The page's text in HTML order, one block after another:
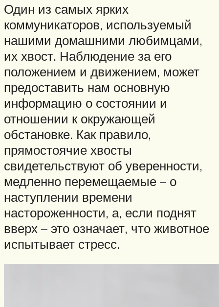
Один из самых ярких
коммуникаторов, используемый
нашими домашними любимцами,
их хвост. Наблюдение за его
положением и движением, может
предоставить нам основную
информацию о состоянии и
отношении к окружающей
обстановке. Как правило,
прямостоячие хвосты
свидетельствуют об уверенности,
медленно перемещаемые – о
наступлении времени
настороженности, а, если поднят
вверх – это означает, что животное
испытывает стресс.